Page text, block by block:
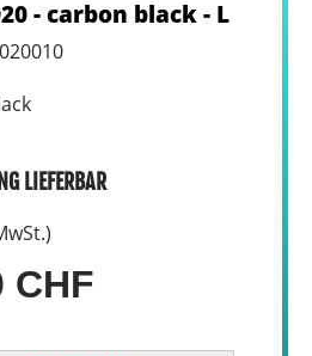
- carbon black - L
LIEFERBAR
CHF